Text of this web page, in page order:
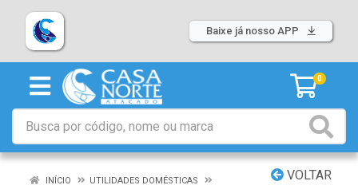
Baixe já nosso APP
0
VOLTAR
INÍCIO
UTILIDADES DOMÉSTICAS